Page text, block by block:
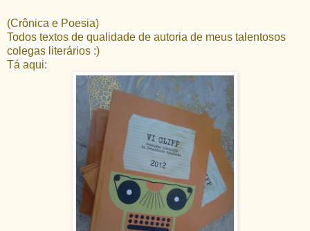
(Crônica e Poesia)
Todos textos de qualidade de autoria de meus talentosos
colegas literários :)
Tá aqui: